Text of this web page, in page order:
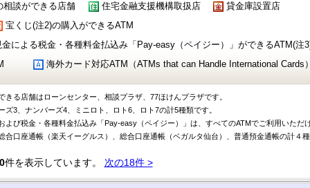
相談ができる店舗 住宅金融支援機構取扱店
貸金庫設置店
宝くじ(注2)の購入ができるATM
による税金・各種料金払込み「Pay-easy（ペイジー）」ができるATM(注
海外カード対応ATM（ATMs that can Handle International Cards）
きる店舗はローンセンター、相談プラザ、77ほけんプラザです。
ズ3、ナンバーズ4、ミニロト、ロト6、ロト7の計5種類です。
よび税金・各種料金払込み「Pay-easy（ペイジー）」は、すべてのATMでご利用いただけ
合口座通帳（楽天イーグルス）、総合口座通帳（ベガルタ仙台）、普通預金通帳の計４種
件を表示しています。 次の18件 >